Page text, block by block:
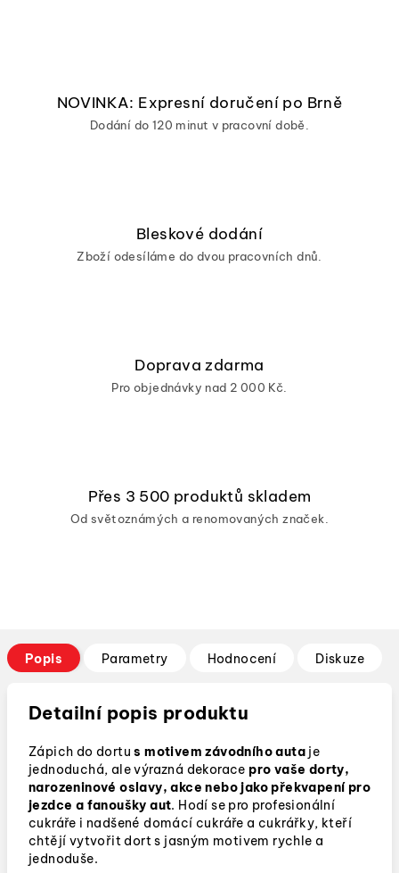
NOVINKA: Expresní doručení po Brně
Dodání do 120 minut v pracovní době.
Bleskové dodání
Zboží odesíláme do dvou pracovních dnů.
Doprava zdarma
Pro objednávky nad 2 000 Kč.
Přes 3 500 produktů skladem
Od světoznámých a renomovaných značek.
Popis Parametry Hodnocení Diskuze
Detailní popis produktu
Zápich do dortus motivem závodního auta je
jednoduchá, ale výrazná dekorace pro vaše dorty,
narozeninové oslavy, akce nebo jako překvapení pro
jezdce a fanoušky aut. Hodí se pro profesionální
cukráře i nadšené domácí cukráře a cukrářky, kteří
chtějí vytvořit dort s jasným motivem rychle a
jednoduše.